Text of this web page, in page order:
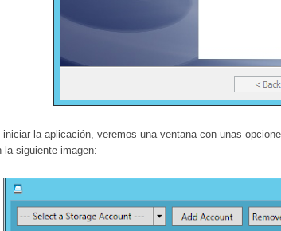
iniciar la aplicación, veremos una ventana con unas
la siguiente imagen: